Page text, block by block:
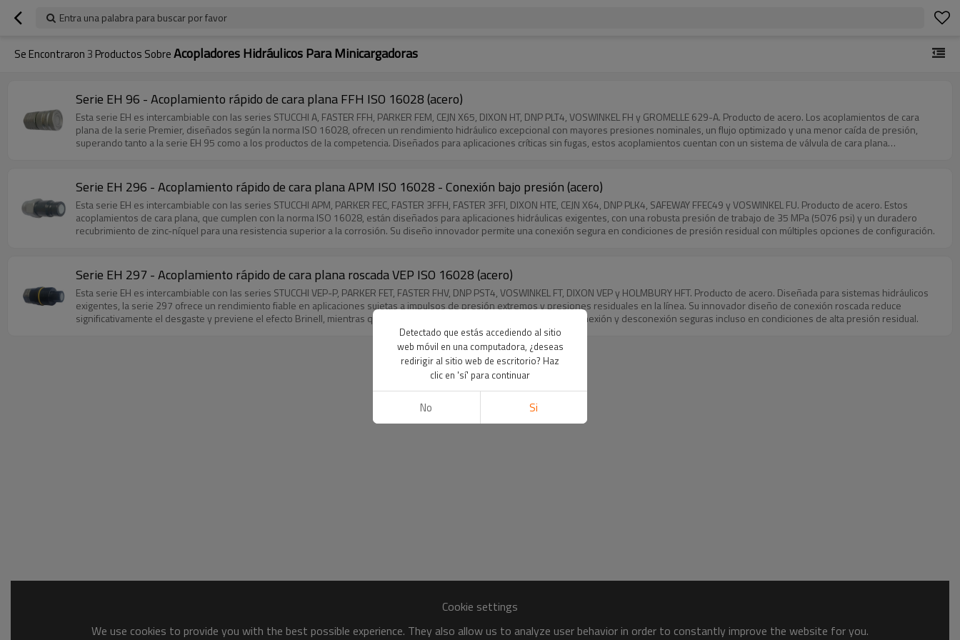
Entra una palabra para buscar por favor
Se Encontraron3 Productos SobreAcopladores Hidráulicos Para Minicargadoras
Serie EH 96 - Acoplamiento rápido de cara plana FFH ISO 16028 (acero)
Esta serie EH es intercambiable con las series STUCCHI A, FASTER FFH, PARKER FEM, CEJN X65, DIXON HT, DNP PLT4, VOSWINKEL FH y GROMELLE 629-A. Producto de acero. Los acoplamientos de cara
plana de la serie Premier, diseñados según la norma ISO 16028, ofrecen un rendimiento hidráulico excepcional con mayores presiones nominales, un flujo optimizado y una menor caída de presión,
superando tanto a la serie EH 95 como a los productos de la competencia. Diseñados para aplicaciones críticas sin fugas, estos acoplamientos cuentan con un sistema de válvula de cara plana
Serie EH 296 - Acoplamiento rápido de cara plana APM ISO 16028 - Conexión bajo presión (acero)
Esta serie EH es intercambiable con las series STUCCHI APM, PARKER FEC, FASTER 3FFH, FASTER 3FFI, DIXON HTE, CEJN X64, DNP PLK4, SAFEWAY FFEC49 y VOSWINKEL FU. Producto de acero. Estos
acoplamientos de cara plana, que cumplen con la norma ISO 16028, están diseñados para aplicaciones hidráulicas exigentes, con una robusta presión de trabajo de 35 MPa (5076 psi) y un duradero
recubrimiento de zinc-níquel para una resistencia superior a la corrosión. Su diseño innovador permite una conexión segura en condiciones de presión residual con múltiples opciones de configuración.
Serie EH 297 - Acoplamiento rápido de cara plana roscada VEP ISO 16028 (acero)
Esta serie EH es intercambiable con las series STUCCHI VEP-P, PARKER FET, FASTER FHV, DNP PST4, VOSWINKEL FT, DIXON VEP y HOLMBURY HFT. Producto de acero. Diseñada para sistemas hidráulicos
exigentes, la serie 297 ofrece un rendimiento fiable en aplicaciones sujetas a impulsos de presión extremos y presiones residuales en la línea. Su innovador diseño de conexión roscada reduce
significativamente el desgaste y previene el efecto Brinell, mientras que la tecnología de válvula interna permite una conexión y desconexión seguras incluso en condiciones de alta presión residual.
Cookie settings
We use cookies to provide you with the best possible experience. They also allow us to analyze user behavior in order to constantly improve the website for you.
Detectado que estás accediendo al sitio
web móvil en una computadora, ¿deseas
redirigir al sitio web de escritorio? Haz
clic en 'sí' para continuar
No Si